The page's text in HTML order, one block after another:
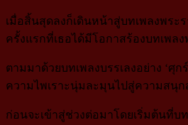
เมื่อสิ้นสุดลงก็เดินหน้าสู่บทเพลงพระ
ครั้งแรกที่เธอได้มีโอกาสร้องบทเพล
ตามมาด้วยบทเพลงบรรเลงอย่าง ‘ศุ
ความไพเราะนุ่มละมุนไปสู่ความสนุ
ก่อนจะเข้าสู่ช่วงต่อมาโดยเริ่มต้นที่บ